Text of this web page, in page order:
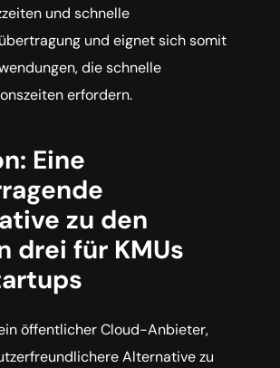
und schnelle
und eignet sich somit
die schnelle
erfordern.
Eine
zu den
drei für KMUs
öffentlicher Cloud-Anbieter,
Alternative zu